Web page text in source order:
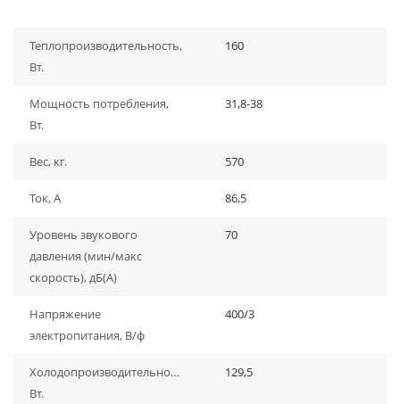
Теплопроизводительность,
Вт.
160
Мощность потребления,
Вт.
31,8-38
Вес, кг. 570
Ток, А 86,5
Уровень звукового
давления (мин/макс
скорость), дБ(A)
70
Напряжение
электропитания, В/ф
400/3
Холодопроизводительность,
Вт.
129,5